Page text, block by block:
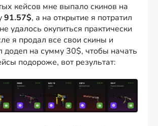
кейсов мне выпало скинов на
91.57$, а на открытие я потратил
удалось окупиться практически
я продал все свои скины и
додеп на сумму 30$, чтобы начать
подороже, вот результат: